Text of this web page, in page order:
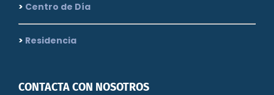
> Centro de Día
> Residencia
CONTACTA CON NOSOTROS